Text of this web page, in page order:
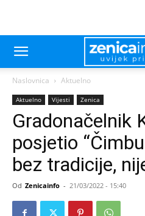
Naslovnica Aktuelno
Aktuelno Vijesti Zenica
Gradonačelnik
posjetio
bez tradicije,
Od Zenicainfo - 21/03/2022 - 15:40